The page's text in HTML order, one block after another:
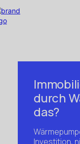
durch
das?
Investition,